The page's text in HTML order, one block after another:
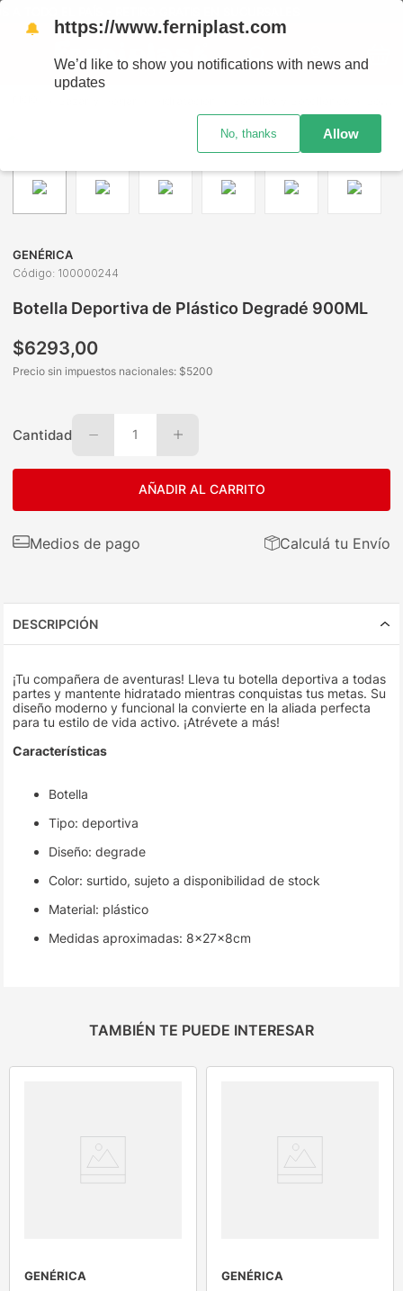
GENÉRICA
Código: 100000244
Botella Deportiva de Plástico Degradé 900ML
$6293,00
Precio sin impuestos nacionales: $5200
Cantidad 1
AÑADIR AL CARRITO
Medios de pago Calculá tu Envío
DESCRIPCIÓN
¡Tu compañera de aventuras! Lleva tu botella deportiva a todas
partes y mantente hidratado mientras conquistas tus metas. Su
diseño moderno y funcional la convierte en la aliada perfecta
para tu estilo de vida activo. ¡Atrévete a más!
Características
Botella
Tipo: deportiva
Diseño: degrade
Color: surtido, sujeto a disponibilidad de stock
Material: plástico
Medidas aproximadas: 8x27x8cm
TAMBIÉN TE PUEDE INTERESAR
GENÉRICA GENÉRICA
🔔 https://www.ferniplast.com
We’d like to show you notifications with news and
updates
No, thanks Allow